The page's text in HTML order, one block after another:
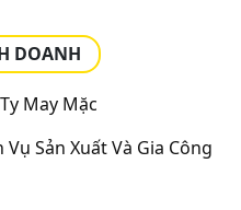
DOANH
May Mặc
Sản Xuất Và Gia Công